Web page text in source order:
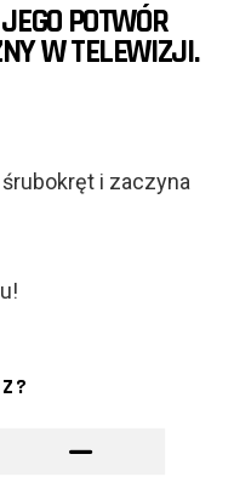
POTWÓR
W TELEWIZJI.
i zaczyna